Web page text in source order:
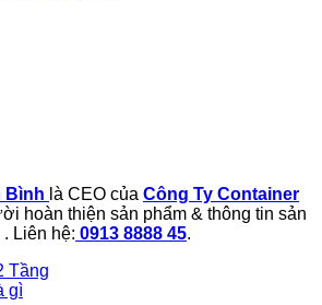
Bình là CEO của Công Ty Container
hoàn thiện sản phẩm & thông tin sản
Liên hệ: 0913 8888 45.
Tầng
gì